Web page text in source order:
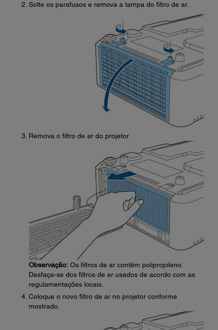
Solte os parafusos e remova a tampa do filtro de ar.
Remova o filtro de ar do projetor.
Observação: Os filtros de ar contêm polipropileno.
Desfaça-se dos filtros de ar usados de acordo com as
regulamentações locais.
Coloque o novo filtro de ar no projetor conforme
mostrado.